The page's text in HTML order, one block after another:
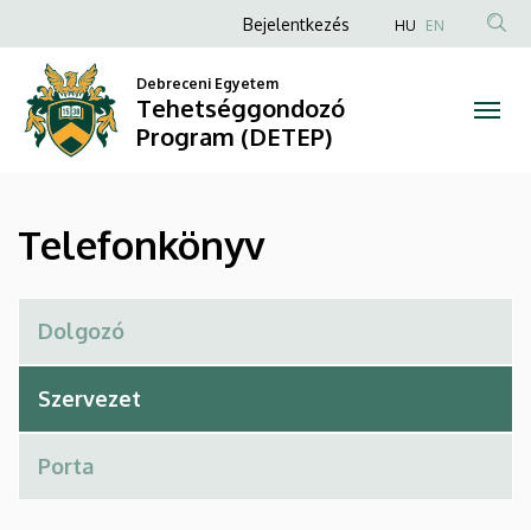
Telefonkönyv
Tehetséggondozó
Program
(DETEP)
a
tartalomra
Anonim
fiók
menüje
Bejelentkezés HU EN
Debreceni Egyetem
Tehetséggondozó
Program (DETEP)
Telefonkönyv